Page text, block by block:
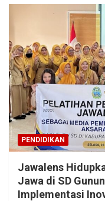
PENDIDIKAN
Jawalens
Jawa di SD
Implementasi